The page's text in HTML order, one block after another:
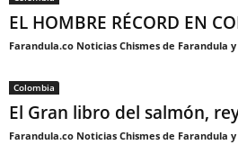
EL HOMBRE RÉCORD EN
Farandula.co Noticias Chismes de Farandula
Colombia
El Gran libro del salmón,
Farandula.co Noticias Chismes de Farandula